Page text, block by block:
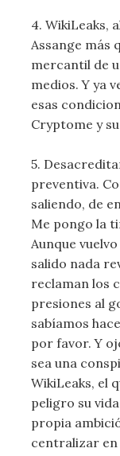
4. WikiLeaks,
Assange más
mercantil de
medios. Y ya
esas
Cryptome y
5.
preventiva.
saliendo, de
Me pongo la
Aunque
salido nada
reclaman los
presiones al
sabíamos
por favor. Y
sea una
WikiLeaks, el
peligro su
propia
centralizar en